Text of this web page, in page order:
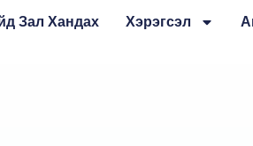
Зал Хандах Хэрэгсэл